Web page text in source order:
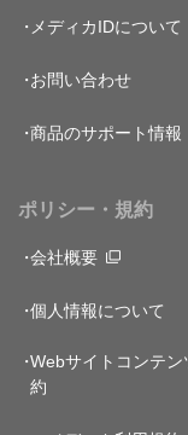
メディカIDについて
お問い合わせ
商品のサポート情報
ポリシー・規約
会社概要
個人情報について
Webサイトコンテン
約